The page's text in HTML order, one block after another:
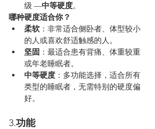
级 —中等硬度。
哪种硬度适合你？
柔软 ：非常适合侧卧者、体型较小
的人或喜欢舒适触感的人。
坚固 ：最适合患有背痛、体重较重
或年老睡眠者。
中等硬度 ：多功能选择，适合所有
类型的睡眠者，无需特别的硬度偏
好。
3.功能